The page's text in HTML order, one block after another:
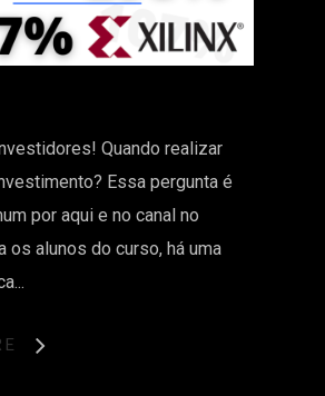
Quando realizar
Essa pergunta é
por aqui e no canal no
os alunos do curso, há uma